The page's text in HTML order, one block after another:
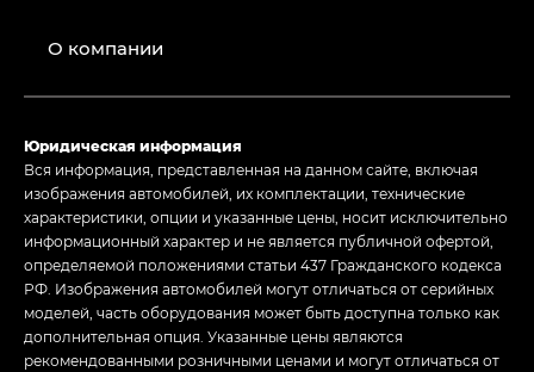
О компании
Юридическая информация
Вся информация, представленная на данном сайте, включая
изображения автомобилей, их комплектации, технические
характеристики, опции и указанные цены, носит исключительно
информационный характер и не является публичной офертой,
определяемой положениями статьи 437 Гражданского кодекса
РФ. Изображения автомобилей могут отличаться от серийных
моделей, часть оборудования может быть доступна только как
дополнительная опция. Указанные цены являются
рекомендованными розничными ценами и могут отличаться от